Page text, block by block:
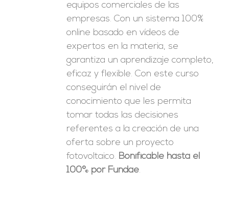
equipos comerciales de las
empresas. Con un sistema 100%
online basado en vídeos de
expertos en la materia, se
garantiza un aprendizaje completo,
eficaz y flexible. Con este curso
conseguirán el nivel de
conocimiento que les permita
tomar todas las decisiones
referentes a la creación de una
oferta sobre un proyecto
fotovoltaico. Bonificable hasta el
100% por Fundae.